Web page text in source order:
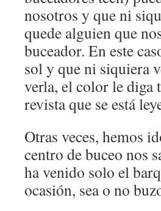
nosotros y que ni
quede alguien que
buceador. En este
sol y que ni siquiera
verla, el color le diga
revista que se está
Otras veces, hemos
centro de buceo nos
ha venido solo el
ocasión, sea o no